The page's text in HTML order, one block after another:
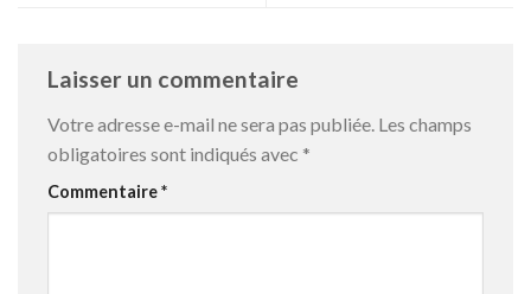
Laisser un commentaire
Votre adresse e-mail ne sera pas publiée. Les champs
obligatoires sont indiqués avec *
Commentaire*